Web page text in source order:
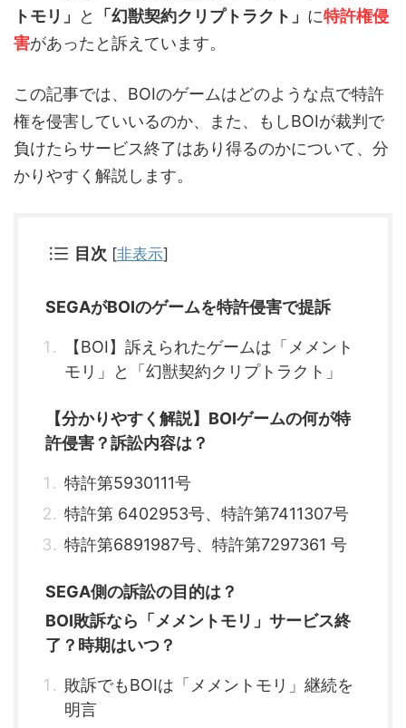
トモリ」
と 「幻獣契約クリプトラクト」 に特許権侵
害があったと訴えています。
この記事では、BOIのゲームはどのような点で特許
権を侵害していいるのか、また、もしBOIが裁判で
負けたらサービス終了はあり得るのかについて、分
かりやすく解説します。
目次 [非表示]
SEGAがBOIのゲームを特許侵害で提訴
【BOI】訴えられたゲームは「メメント
モリ」と「幻獣契約クリプトラクト」
【分かりやすく解説】BOIゲームの何が特
許侵害？訴訟内容は？
特許第5930111号
特許第 6402953号、特許第7411307号
特許第6891987号、特許第7297361 号
SEGA側の訴訟の目的は？
BOI敗訴なら「メメントモリ」サービス終
了？時期はいつ？
敗訴でもBOIは「メメントモリ」継続を
明言